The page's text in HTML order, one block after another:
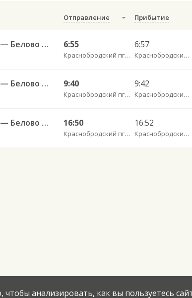
Отправление Прибытие
Краснобродский пгт АС — Белово АВ 109кбин 6:55
Краснобродский пгт АС
6:57
Краснобродский пгт Заречная
Краснобродский пгт АС — Белово АВ 109кбп 9:40
Краснобродский пгт АС
9:42
Краснобродский пгт Заречная
Краснобродский пгт АС — Белово АВ 109кбс 16:50
Краснобродский пгт АС
16:52
Краснобродский пгт Заречная
анализировать, как вы пользуетесь